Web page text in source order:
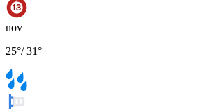
nov
25°/31°